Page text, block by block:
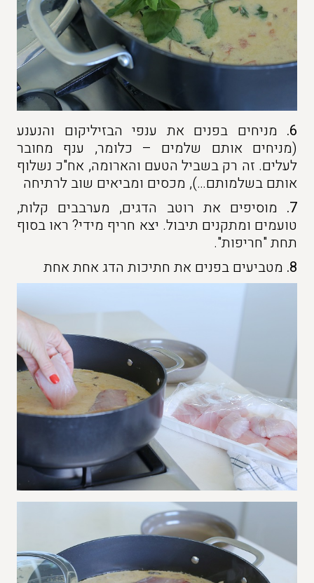
6.
מניחים בפנים את ענפי הבזיליקום והנענע
(מניחים אותם שלמים – כלומר, ענף מחובר
לעלים. זה רק בשביל הטעם והארומה, אח"כ נשלוף
אותם בשלמותם…), מכסים ומביאים שוב לרתיחה
7.
מוסיפים את רוטב הדגים, מערבבים קלות,
טועמים ומתקנים תיבול. יצא חריף מידי? ראו בסוף
תחת "חריפות".
8. מטביעים בפנים את חתיכות הדג אחת אחת